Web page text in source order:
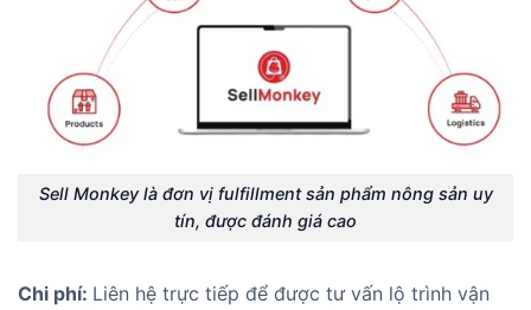
Sell Monkey là đơn vị fulfillment sản phẩm nông sản uy
tín, được đánh giá cao
Chi phí: Liên hệ trực tiếp để được tư vấn lộ trình vận